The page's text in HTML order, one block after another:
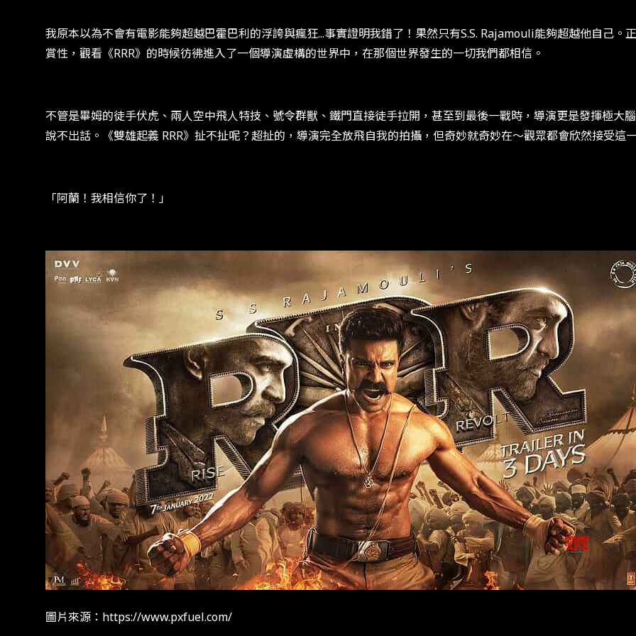
我原本以為不會有電影能夠超越巴霍巴利的浮誇與瘋狂...事實證明我錯了！果然只有S.S. Rajamouli能夠超越他自己。
賞性，觀看《RRR》的時候彷彿進入了一個導演虛構的世界中，在那個世界發生的一切我們都相信。
不管是畢姆的徒手伏虎、兩人空中飛人特技、號令群獸、鐵門直接徒手拉開，甚至到最後一戰時，導演更是發揮極大
說不出話。《雙雄起義 RRR》扯不扯呢？超扯的，導演完全放飛自我的拍攝，但奇妙就奇妙在～觀眾都會欣然接受這
「阿蘭！我相信你了！」
圖片來源：https://www.pxfuel.com/